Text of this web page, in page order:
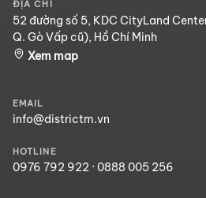
ĐỊA CHỈ
52 đường số 5, KDC CityLand
Q. Gò Vấp cũ), Hồ Chí Minh
Xem map
EMAIL
info@districtm.vn
HOTLINE
0976 792 922 · 0888 005 256